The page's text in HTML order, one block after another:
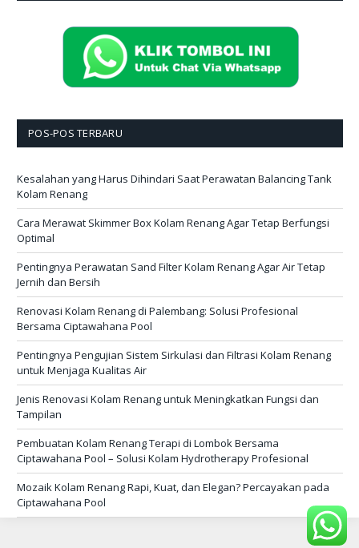
POS-POS TERBARU
Kesalahan yang Harus Dihindari Saat Perawatan Balancing Tank
Kolam Renang
Cara Merawat Skimmer Box Kolam Renang Agar Tetap Berfungsi
Optimal
Pentingnya Perawatan Sand Filter Kolam Renang Agar Air Tetap
Jernih dan Bersih
Renovasi Kolam Renang di Palembang: Solusi Profesional
Bersama Ciptawahana Pool
Pentingnya Pengujian Sistem Sirkulasi dan Filtrasi Kolam Renang
untuk Menjaga Kualitas Air
Jenis Renovasi Kolam Renang untuk Meningkatkan Fungsi dan
Tampilan
Pembuatan Kolam Renang Terapi di Lombok Bersama
Ciptawahana Pool – Solusi Kolam Hydrotherapy Profesional
Mozaik Kolam Renang Rapi, Kuat, dan Elegan? Percayakan pada
Ciptawahana Pool